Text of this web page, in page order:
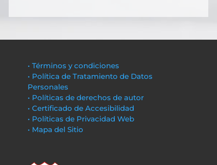
• Términos y condiciones
• Política de Tratamiento de Datos
Personales
• Políticas de derechos de autor
• Certificado de Accesibilidad
• Políticas de Privacidad Web
• Mapa del Sitio